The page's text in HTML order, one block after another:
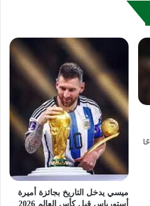
ميسي يدخل التاريخ بجائزة أميرة
أستورياس قبل كأس العالم 2026